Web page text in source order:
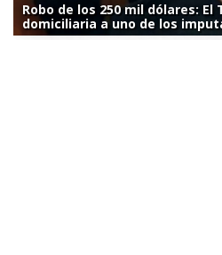
Robo de los 250 mil dólares: El
domiciliaria a uno de los